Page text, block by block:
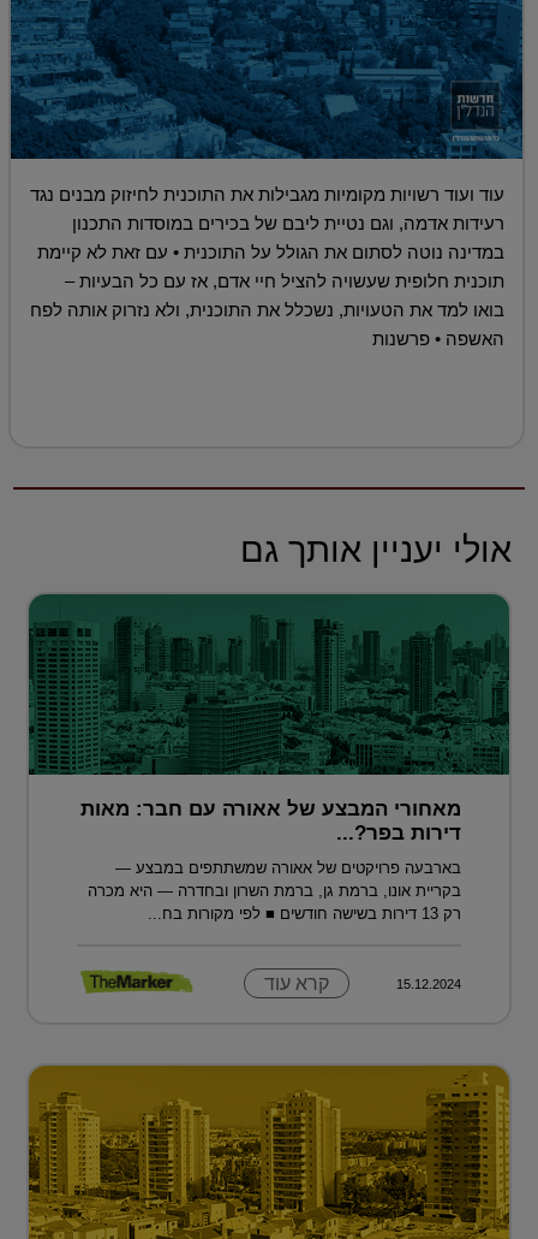
עוד ועוד רשויות מקומיות מגבילות את התוכנית לחיזוק מבנים נגד
רעידות אדמה, וגם נטיית ליבם של בכירים במוסדות התכנון
במדינה נוטה לסתום את הגולל על התוכנית • עם זאת לא קיימת
תוכנית חלופית שעשויה להציל חיי אדם, אז עם כל הבעיות –
בואו למד את הטעויות, נשכלל את התוכנית, ולא נזרוק אותה לפח
האשפה • פרשנות
אולי יעניין אותך גם
מאחורי המבצע של אאורה עם חבר: מאות
דירות בפר?...
בארבעה פרויקטים של אאורה שמשתתפים במבצע —
בקריית אונו, ברמת גן, ברמת השרון ובחדרה — היא מכרה
רק 13 דירות בשישה חודשים ■ לפי מקורות בח...
15.12.2024 קרא עוד